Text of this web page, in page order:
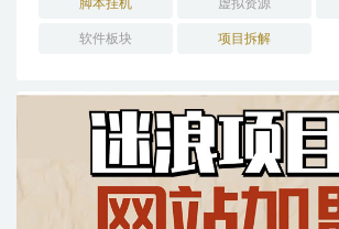
脚本挂机 虚拟资源
软件板块 项目拆解